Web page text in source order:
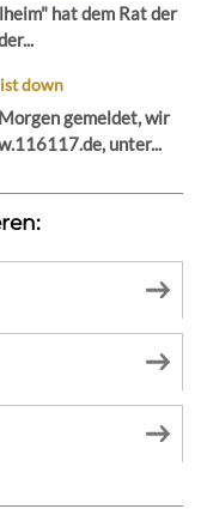
hat dem Rat der
down
gemeldet, wir
unter...